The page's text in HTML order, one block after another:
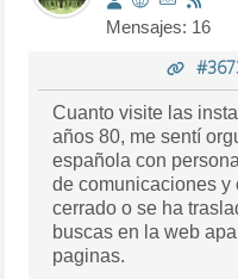
Mensajes: 16
Cuanto visite las
años 80, me sentí
española con
de comunicaciones y
cerrado o se ha
buscas en la web
paginas.